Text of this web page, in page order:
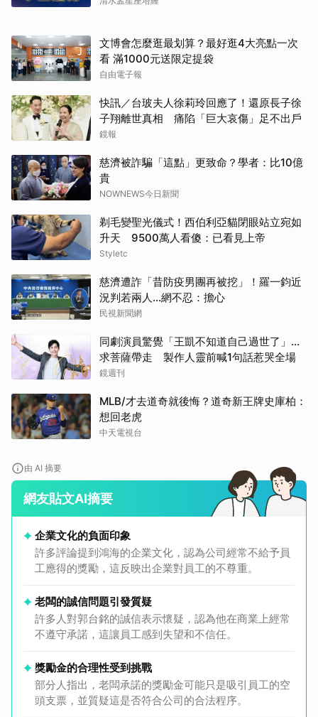
文博會怎麼逛最划算？最好逛4大亮點一次
看 滿1000元送限定提袋
自由電子報
快訊／台玻夫人徐莉玲回應了！還原長子徐
子翔離世真相 痛陷「巨大哀傷」足不出戶
鏡報
慈濟被詐騙「這點」更致命？學者：比10億
貴
NOWNEWS今日新聞
剃毛變聖光儀式！西伯利亞貓閉眼站立宛如
升天 9500萬人看傻：已看見上帝
Styletc
慈濟遭詐「昔防疫男團再被挖」！羅一鈞近
況判若兩人…網不忍：擔心
民視新聞網
同劇演員驚覺「王凱不知道自己過世了」...
求菩薩帶走 製作人靈前喊1句話惹哭全場
鏡週刊
MLB/才去道奇就後悔？道奇新王牌史庫柏：
想回老虎
中天電視台
由 AI 摘要
網友貼文AI摘要
企業文化的負面印象
許多評論提到鴻海的企業文化，認為公司經常不給予員
工應得的獎勵，這反映出企業對員工的不尊重。
老闆的誠信問題引發質疑
許多人對郭台銘的誠信表示懷疑，認為他在商業上經常
不遵守承諾，這讓員工感到失望和不信任。
獎勵金的合理性受到挑戰
部分人指出，老闆承諾的獎勵金可能只是吸引員工的空
頭支票，並質疑這是否符合公司的合法程序。